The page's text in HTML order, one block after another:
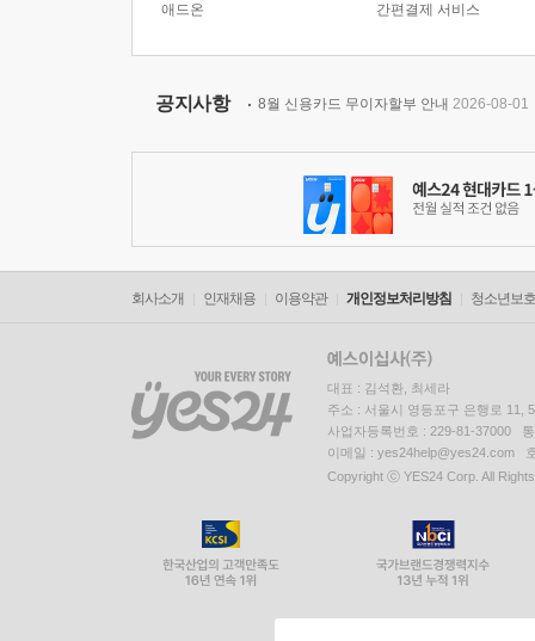
애드온
간편결제 서비스
공지사항 8월 신용카드 무이자할부 안내 2026-08-01
회사소개 인재채용 이용약관 개인정보처리방침 청소년보
대표 : 김석환, 최세라
주소 : 서울시 영등포구 은행로 11,
사업자등록번호 : 229-81-37000
이메일 : yes24help@yes24.com
Copyright ⓒ YES24 Corp. All